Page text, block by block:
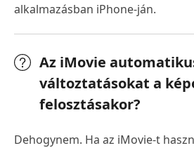
alkalmazásban iPhone-ján.
Az iMovie
változtatásokat a
felosztásakor?
Dehogynem. Ha az iMovie-t